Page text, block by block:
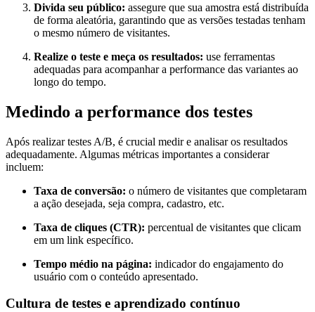
Divida seu público: assegure que sua amostra está distribuída
de forma aleatória, garantindo que as versões testadas tenham
o mesmo número de visitantes.
Realize o teste e meça os resultados: use ferramentas
adequadas para acompanhar a performance das variantes ao
longo do tempo.
Medindo a performance dos testes
Após realizar testes A/B, é crucial medir e analisar os resultados
adequadamente. Algumas métricas importantes a considerar
incluem:
Taxa de conversão: o número de visitantes que completaram
a ação desejada, seja compra, cadastro, etc.
Taxa de cliques (CTR): percentual de visitantes que clicam
em um link específico.
Tempo médio na página: indicador do engajamento do
usuário com o conteúdo apresentado.
Cultura de testes e aprendizado contínuo